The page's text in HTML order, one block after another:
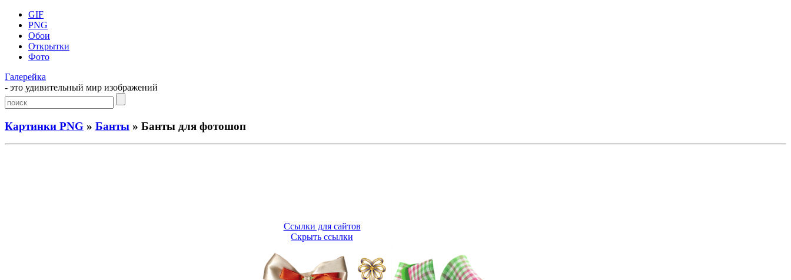
GIF
PNG
Обои
Открытки
Фото
Галерейка
- это удивительный мир изображений
Картинки PNG » Банты » Банты для фотошоп
Ссылки для сайтов
Скрыть ссылки